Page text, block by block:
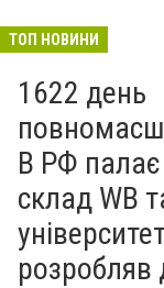
— ВІДЕО
ТОП НОВИНИ
1622 день
В РФ
склад WB
розробляв